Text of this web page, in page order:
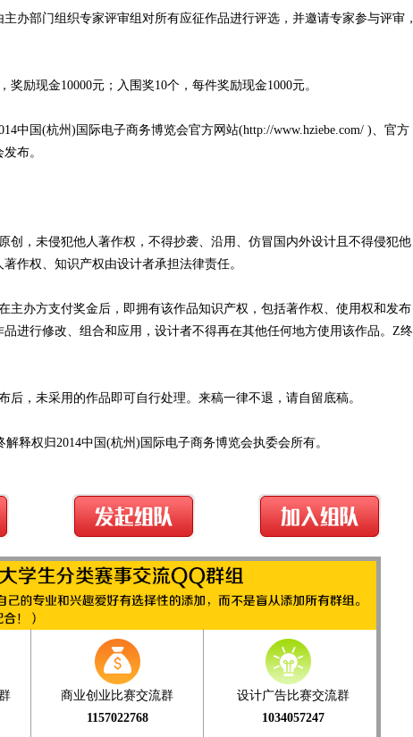
部门组织专家评审组对所有应征作品进行评选，并邀请专家参与评审，
励现金10000元；入围奖10个，每件奖励现金1000元。
国(杭州)国际电子商务博览会官方网站(http://www.hziebe.com/ )、官方
布。
，未侵犯他人著作权，不得抄袭、沿用、仿冒国内外设计且不得侵犯他
作权、知识产权由设计者承担法律责任。
办方支付奖金后，即拥有该作品知识产权，包括著作权、使用权和发布
进行修改、组合和应用，设计者不得再在其他任何地方使用该作品。Z终
，未采用的作品即可自行处理。来稿一律不退，请自留底稿。
权归2014中国(杭州)国际电子商务博览会执委会所有。
商业创业比赛交流群
1157022768
设计广告比赛交流群
1034057247